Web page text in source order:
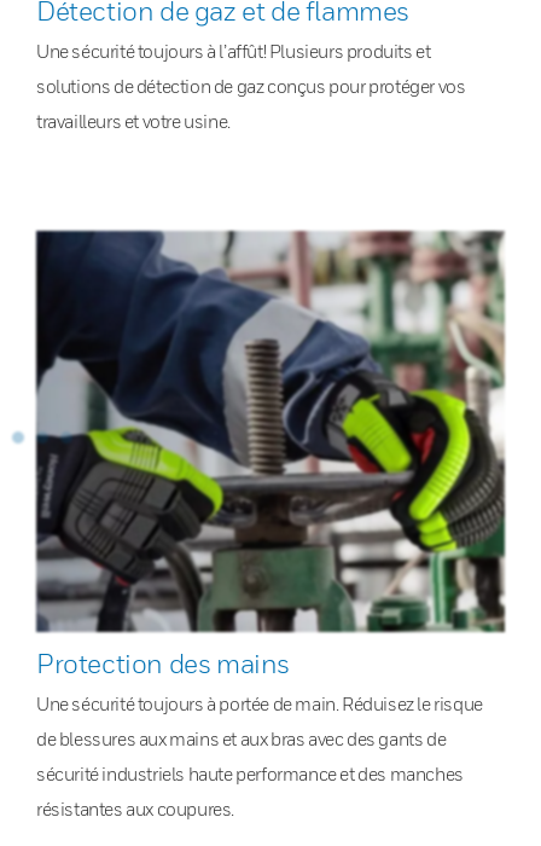
Détection de gaz et de flammes
Une sécurité toujours à l’affût! Plusieurs produits et
solutions de détection de gaz conçus pour protéger vos
travailleurs et votre usine.
Protection des mains
Une sécurité toujours à portée de main. Réduisez le risque
de blessures aux mains et aux bras avec des gants de
sécurité industriels haute performance et des manches
résistantes aux coupures.